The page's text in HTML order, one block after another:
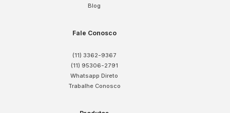
Blog
Fale Conosco
(11) 3362-9367
(11) 95306-2791
Whatsapp Direto
Trabalhe Conosco